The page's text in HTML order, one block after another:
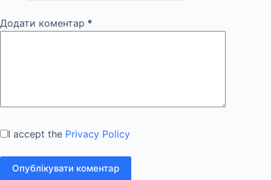
Додати коментар *
I accept the Privacy Policy
Опублікувати коментар